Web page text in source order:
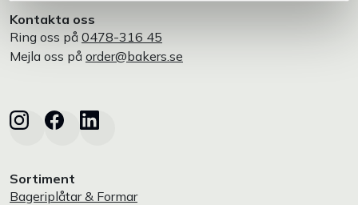
Kontakta oss
Ring oss på 0478-316 45
Mejla oss på order@bakers.se
Sortiment
Bageriplåtar & Formar